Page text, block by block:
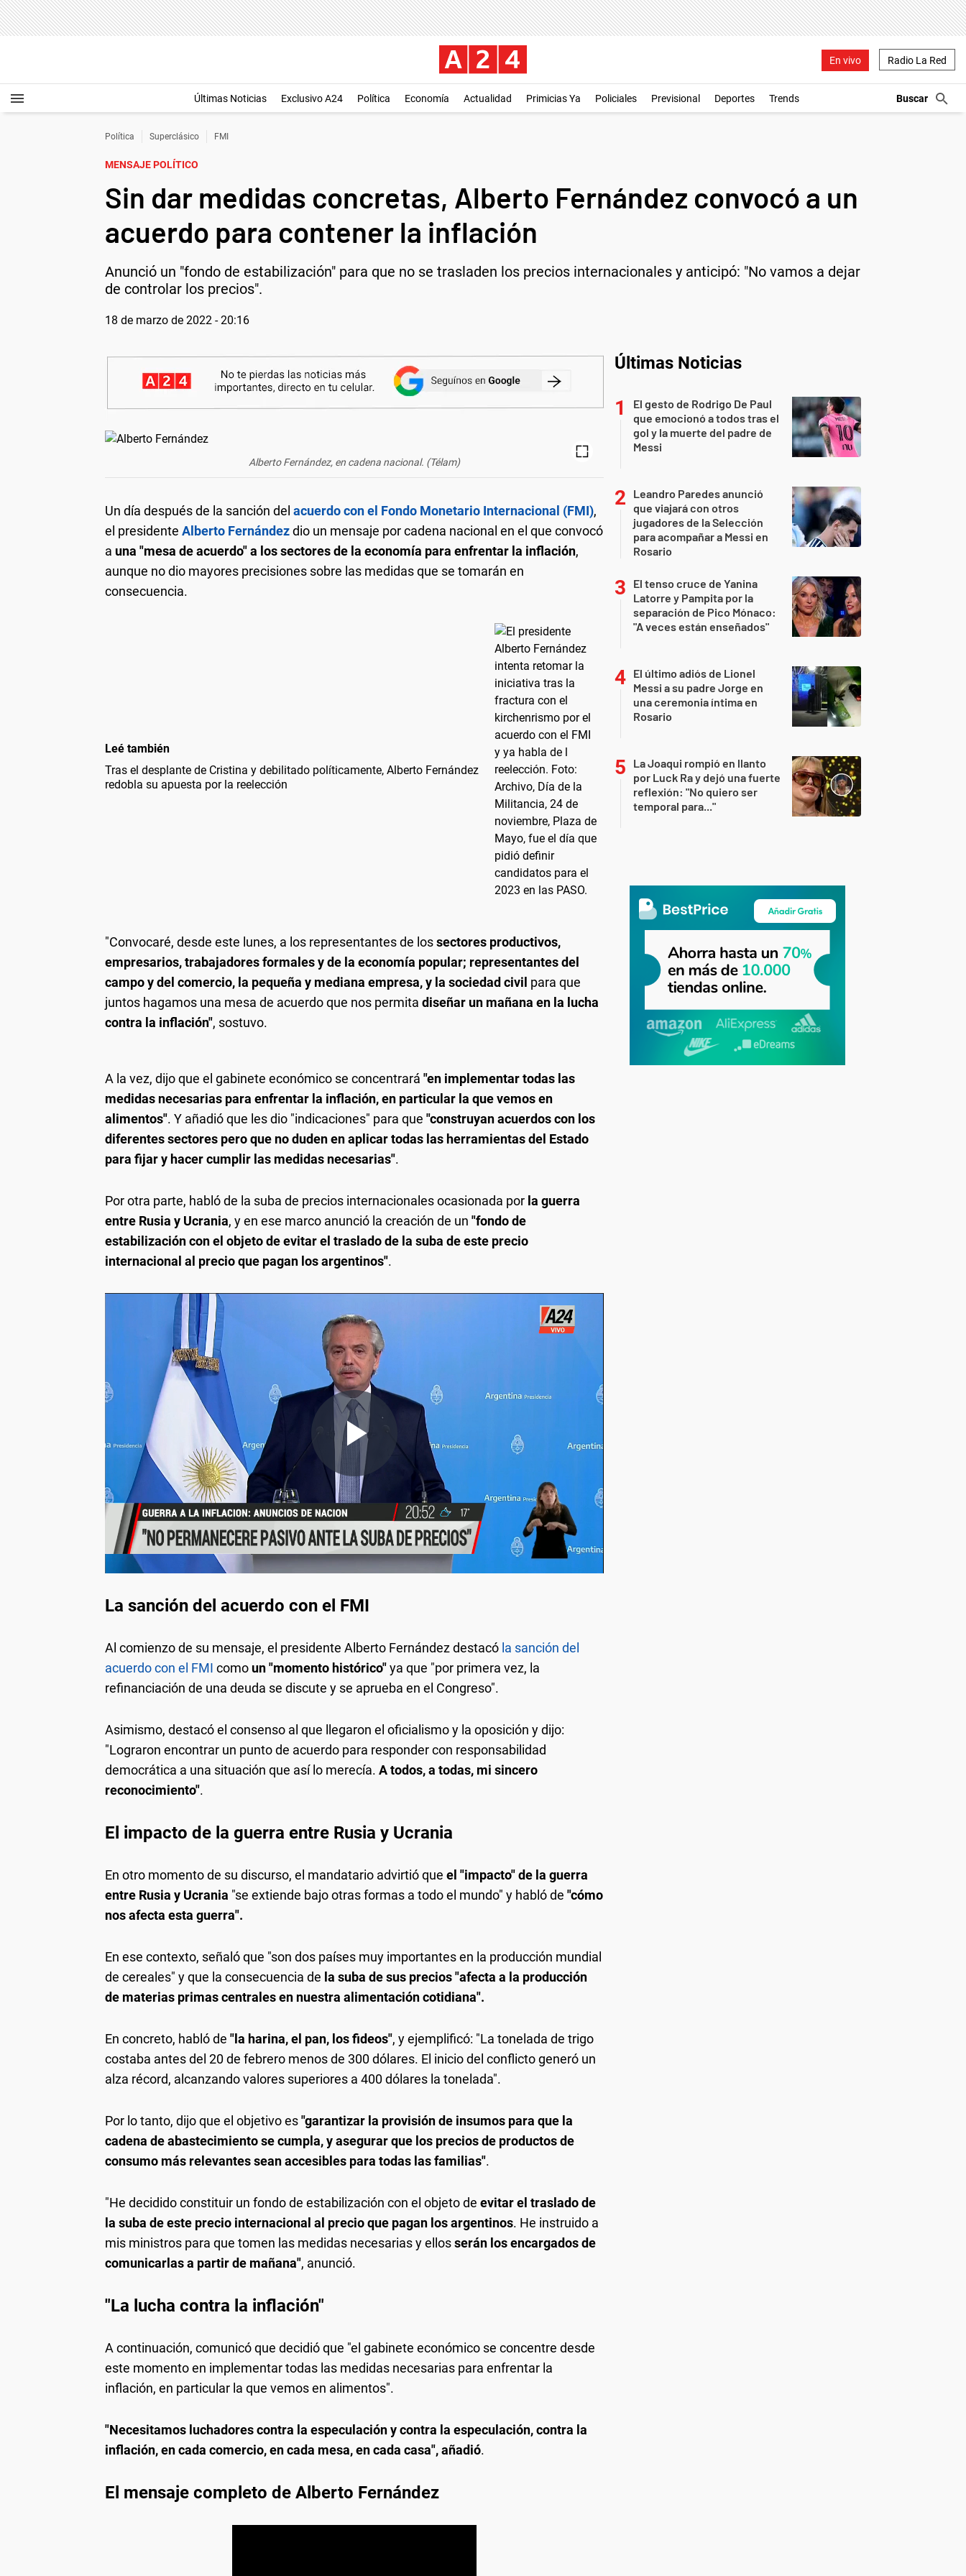
En vivo Radio La Red
Últimas Noticias Exclusivo A24 Política Economía Actualidad Primicias Ya Policiales Previsional Deportes Trends
Política Superclásico FMI
MENSAJE POLÍTICO
Sin dar medidas concretas, Alberto Fernández convocó a un
acuerdo para contener la inflación
Anunció un "fondo de estabilización" para que no se trasladen los precios internacionales y anticipó: "No vamos a dejar
de controlar los precios".
18 de marzo de 2022 - 20:16
Alberto Fernández, en cadena nacional. (Télam)
Un día después de la sanción del acuerdo con el Fondo Monetario Internacional (FMI),
el presidente Alberto Fernándezdio un mensaje por cadena nacional en el que convocó
a una "mesa de acuerdo" a los sectores de la economía para enfrentar la inflación,
aunque no dio mayores precisiones sobre las medidas que se tomarán en
consecuencia.
Leé también
Tras el desplante de Cristina y debilitado políticamente, Alberto Fernández
redobla su apuesta por la reelección
"Convocaré, desde este lunes, a los representantes de lossectores productivos,
empresarios, trabajadores formales y de la economía popular; representantes del
campo y del comercio, la pequeña y mediana empresa, y la sociedad civil para que
juntos hagamos una mesa de acuerdo que nos permita diseñar un mañana en la lucha
contra la inflación", sostuvo.
A la vez, dijo que el gabinete económico se concentrará "en implementar todas las
medidas necesarias para enfrentar la inflación, en particular la que vemos en
alimentos". Y añadió que les dio "indicaciones" para que "construyan acuerdos con los
diferentes sectores pero que no duden en aplicar todas las herramientas del Estado
para fijar y hacer cumplir las medidas necesarias".
Por otra parte, habló de la suba de precios internacionales ocasionada por la guerra
entre Rusia y Ucrania, y en ese marco anunció la creación de un "fondo de
estabilización con el objeto de evitar el traslado de la suba de este precio
internacional al precio que pagan los argentinos".
La sanción del acuerdo con el FMI
Al comienzo de su mensaje, el presidente Alberto Fernández destacó la sanción del
acuerdo con el FMI como un "momento histórico"ya que "por primera vez, la
refinanciación de una deuda se discute y se aprueba en el Congreso".
Asimismo, destacó el consenso al que llegaron el oficialismo y la oposición y dijo:
"Lograron encontrar un punto de acuerdo para responder con responsabilidad
democrática a una situación que así lo merecía. A todos, a todas, mi sincero
reconocimiento".
El impacto de la guerra entre Rusia y Ucrania
En otro momento de su discurso, el mandatario advirtió que el "impacto" de la guerra
entre Rusia y Ucrania "se extiende bajo otras formas a todo el mundo" y habló de "cómo
nos afecta esta guerra".
En ese contexto, señaló que "son dos países muy importantes en la producción mundial
de cereales" y que la consecuencia de la suba de sus precios "afecta a la producción
de materias primas centrales en nuestra alimentación cotidiana".
En concreto, habló de "la harina, el pan, los fideos", y ejemplificó: "La tonelada de trigo
costaba antes del 20 de febrero menos de 300 dólares. El inicio del conflicto generó un
alza récord, alcanzando valores superiores a 400 dólares la tonelada".
Por lo tanto, dijo que el objetivo es"garantizar la provisión de insumos para que la
cadena de abastecimiento se cumpla, y asegurar que los precios de productos de
consumo más relevantes sean accesibles para todas las familias".
"He decidido constituir un fondo de estabilización con el objeto de evitar el traslado de
la suba de este precio internacional al precio que pagan los argentinos. He instruido a
mis ministros para que tomen las medidas necesarias y ellosserán los encargados de
comunicarlas a partir de mañana", anunció.
"La lucha contra la inflación"
A continuación, comunicó que decidió que "el gabinete económico se concentre desde
este momento en implementar todas las medidas necesarias para enfrentar la
inflación, en particular la que vemos en alimentos".
"Necesitamos luchadores contra la especulación y contra la especulación, contra la
inflación, en cada comercio, en cada mesa, en cada casa", añadió.
El mensaje completo de Alberto Fernández
Últimas Noticias
El gesto de Rodrigo De Paul
que emocionó a todos tras el
gol y la muerte del padre de
Messi
Leandro Paredes anunció
que viajará con otros
jugadores de la Selección
para acompañar a Messi en
Rosario
El tenso cruce de Yanina
Latorre y Pampita por la
separación de Pico Mónaco:
"A veces están enseñados"
El último adiós de Lionel
Messi a su padre Jorge en
una ceremonia íntima en
Rosario
La Joaqui rompió en llanto
por Luck Ra y dejó una fuerte
reflexión: "No quiero ser
temporal para..."